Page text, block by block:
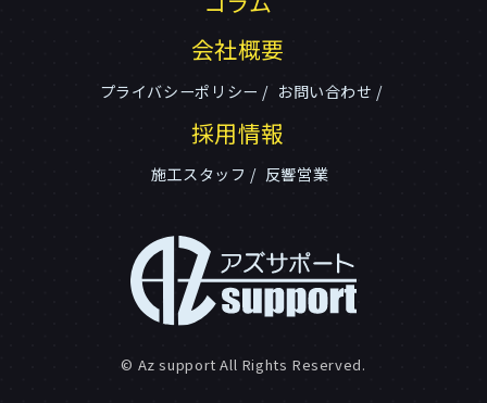
会社概要
プライバシーポリシー お問い合わせ
採用情報
施工スタッフ 反響営業
© Az support All Rights Reserved.